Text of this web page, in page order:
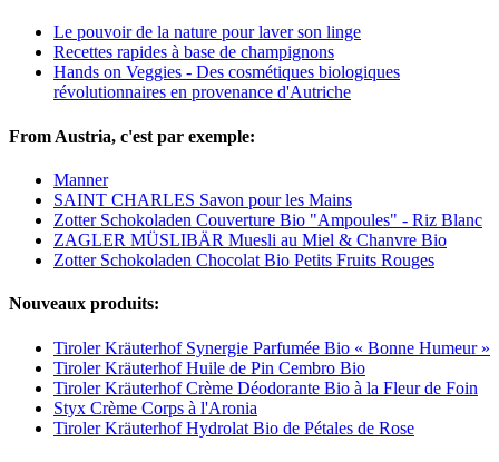
Le pouvoir de la nature pour laver son linge
Recettes rapides à base de champignons
Hands on Veggies - Des cosmétiques biologiques
révolutionnaires en provenance d'Autriche
From Austria, c'est par exemple:
Manner
SAINT CHARLES Savon pour les Mains
Zotter Schokoladen Couverture Bio "Ampoules" - Riz Blanc
ZAGLER MÜSLIBÄR Muesli au Miel & Chanvre Bio
Zotter Schokoladen Chocolat Bio Petits Fruits Rouges
Nouveaux produits:
Tiroler Kräuterhof Synergie Parfumée Bio « Bonne Humeur »
Tiroler Kräuterhof Huile de Pin Cembro Bio
Tiroler Kräuterhof Crème Déodorante Bio à la Fleur de Foin
Styx Crème Corps à l'Aronia
Tiroler Kräuterhof Hydrolat Bio de Pétales de Rose